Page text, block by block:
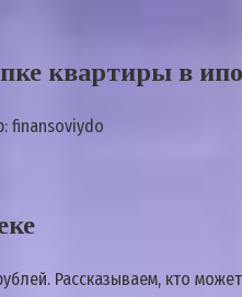
квартиры в
finansoviydo
Paccкaзывaeм, ктo